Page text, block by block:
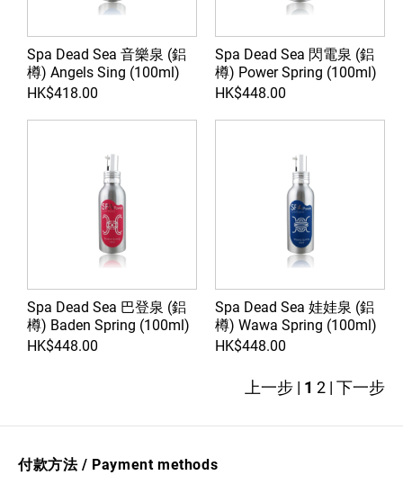
Spa Dead Sea 音樂泉 (鋁
樽) Angels Sing (100ml)
HK$418.00
Spa Dead Sea 閃電泉 (鋁
樽) Power Spring (100ml)
HK$448.00
Spa Dead Sea 巴登泉 (鋁
樽) Baden Spring (100ml)
HK$448.00
Spa Dead Sea 娃娃泉 (鋁
樽) Wawa Spring (100ml)
HK$448.00
上一步 1 2 下一步
付款方法 / Payment methods